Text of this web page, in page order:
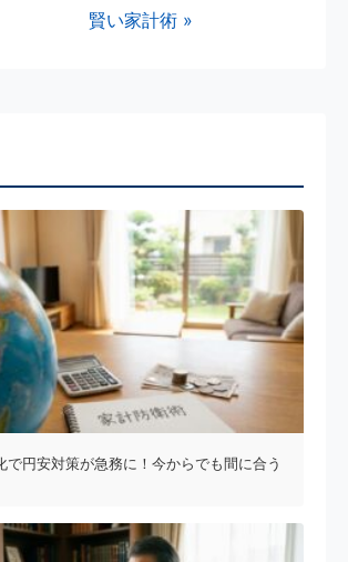
賢い家計術 »
で円安対策が急務に！今からでも間に合う